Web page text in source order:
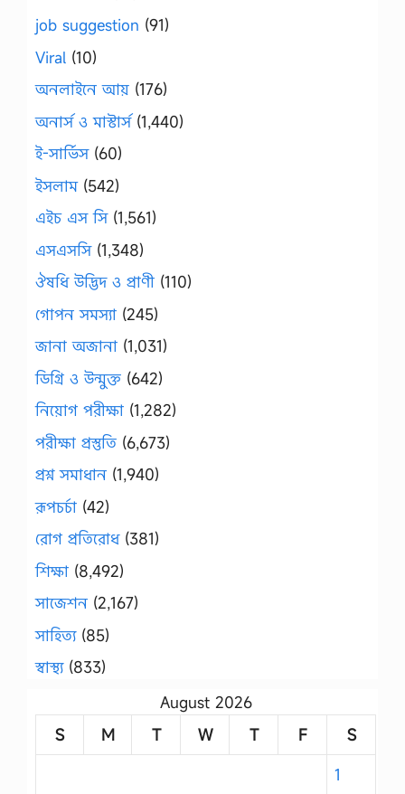
job suggestion (91)
Viral (10)
অনলাইনে আয় (176)
অনার্স ও মাস্টার্স(1,440)
ই-সার্ভিস(60)
ইসলাম(542)
এইচ এস সি(1,561)
এসএসসি(1,348)
ঔষধি উদ্ভিদ ও প্রাণী (110)
গোপন সমস্যা (245)
জানা অজানা (1,031)
ডিগ্রি ও উন্মুক্ত (642)
নিয়োগ পরীক্ষা (1,282)
পরীক্ষা প্রস্তুতি (6,673)
প্রশ্ন সমাধান (1,940)
রূপচর্চা (42)
রোগ প্রতিরোধ(381)
শিক্ষা (8,492)
সাজেশন (2,167)
সাহিত্য(85)
স্বাস্থ্য(833)
August 2026
S
M T W T F
S
1